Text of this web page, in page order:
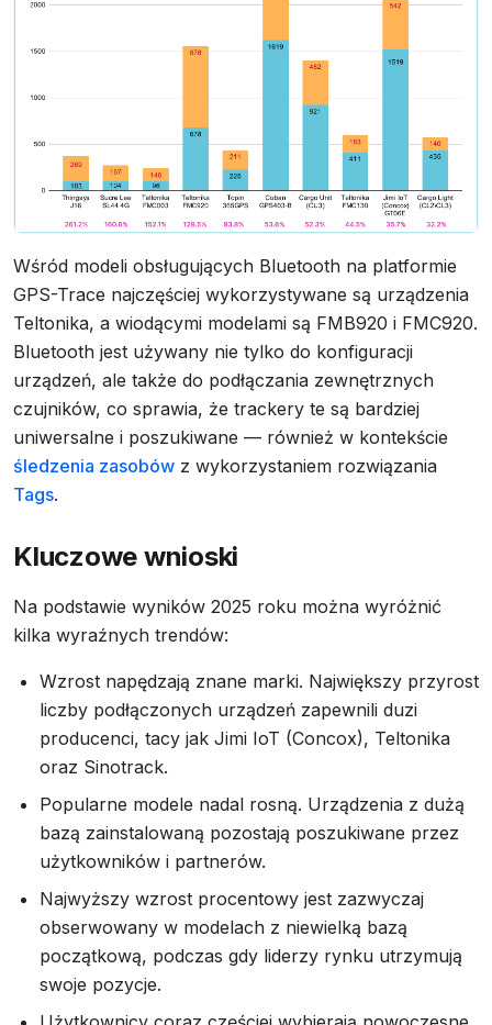
Wśród modeli obsługujących Bluetooth na platformie
GPS-Trace najczęściej wykorzystywane są urządzenia
Teltonika, a wiodącymi modelami są FMB920 i FMC920.
Bluetooth jest używany nie tylko do konfiguracji
urządzeń, ale także do podłączania zewnętrznych
czujników, co sprawia, że trackery te są bardziej
uniwersalne i poszukiwane — również w kontekście
śledzenia zasobów z wykorzystaniem rozwiązania
Tags.
Kluczowe wnioski
Na podstawie wyników 2025 roku można wyróżnić
kilka wyraźnych trendów:
Wzrost napędzają znane marki. Największy przyrost
liczby podłączonych urządzeń zapewnili duzi
producenci, tacy jak Jimi IoT (Concox), Teltonika
oraz Sinotrack.
Popularne modele nadal rosną. Urządzenia z dużą
bazą zainstalowaną pozostają poszukiwane przez
użytkowników i partnerów.
Najwyższy wzrost procentowy jest zazwyczaj
obserwowany w modelach z niewielką bazą
początkową, podczas gdy liderzy rynku utrzymują
swoje pozycje.